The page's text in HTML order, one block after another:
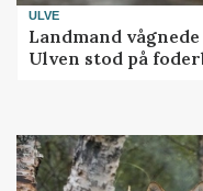
ULVE
Landmand
Ulven stod på